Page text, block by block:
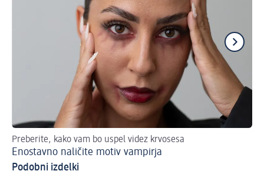
Preberite, kako vam bo uspel videz krvosesa
Enostavno naličite motiv vampirja
Podobni izdelki